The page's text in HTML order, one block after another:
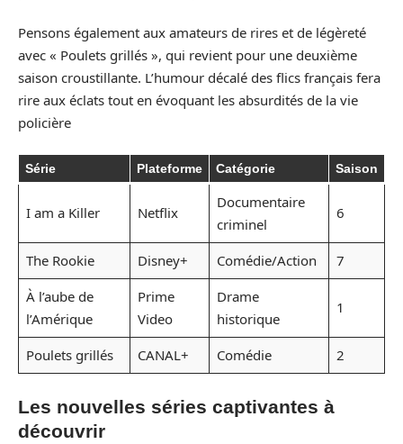
Pensons également aux amateurs de rires et de légèreté
avec « Poulets grillés », qui revient pour une deuxième
saison croustillante. L’humour décalé des flics français fera
rire aux éclats tout en évoquant les absurdités de la vie
policière
Série Plateforme Catégorie Saison
I am a Killer Netflix
Documentaire
criminel
6
The Rookie Disney+ Comédie/Action
7
À l’aube de
l’Amérique
Prime
Video
Drame
historique
1
Poulets grillés CANAL+ Comédie 2
Les nouvelles séries captivantes à
découvrir